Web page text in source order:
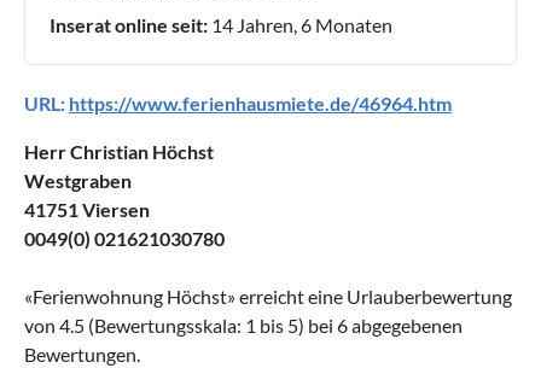
Inserat online seit: 14 Jahren, 6 Monaten
URL: https://www.ferienhausmiete.de/46964.htm
Herr Christian Höchst
Westgraben
41751 Viersen
0049(0) 021621030780
«Ferienwohnung Höchst» erreicht eine Urlauberbewertung
von 4.5 (Bewertungsskala: 1 bis 5) bei 6abgegebenen
Bewertungen.